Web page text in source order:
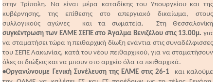
στην Τρίπολη. Να είναι μέρα καταδίκης του Υπουργείου και της
κυβέρνησης, της επίθεσης στο απεργιακό δικαίωμα, στους
συλλογικούς αγώνες και τα σωματεία. Στη Θεσσαλονίκη
συγκέντρωση των ΕΛΜΕ ΣΕΠΕ στο Άγαλμα Βενιζέλου στις 13.00μ. για
να σταματήσει τώρα η πειθαρχική δίωξη ενάντια στις συναδέλφισσες
του ΣΕΠΕ Λακωνίας, κατά του νέου πειθαρχικού, για να σταματήσουν
όλες οι διώξεις και να μπουν στο αρχείο όλα τα πειθαρχικά.
•Οργανώνουμε Γενική Συνέλευση της ΕΛΜΕ στις 26-1 και καλούμε